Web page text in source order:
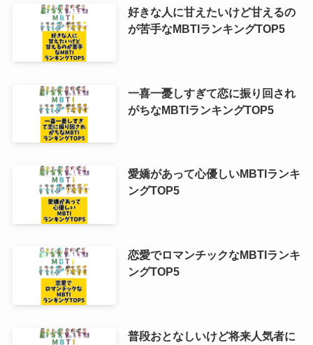
好きな人に甘えたいけど甘えるの
が苦手なMBTIランキングTOP5
一喜一憂しすぎて恋に振り回され
がちなMBTIランキングTOP5
愛嬌があって心優しいMBTIランキ
ングTOP5
恋愛でロマンチックなMBTIランキ
ングTOP5
普段おとなしいけど将来人気者に